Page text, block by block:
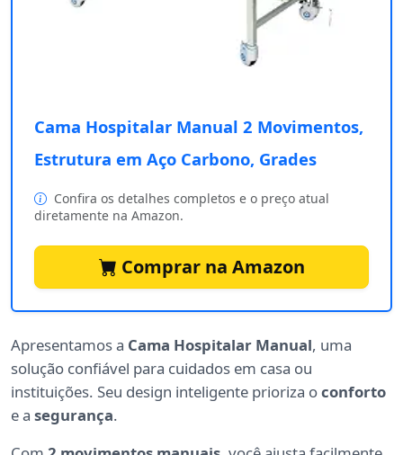
Cama Hospitalar Manual 2 Movimentos,
Estrutura em Aço Carbono, Grades
Confira os detalhes completos e o preço atual
diretamente na Amazon.
Comprar na Amazon
Apresentamos a Cama Hospitalar Manual, uma
solução confiável para cuidados em casa ou
instituições. Seu design inteligente prioriza oconforto
e a segurança.